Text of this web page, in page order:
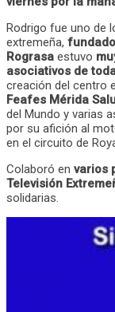
Rodrigo fue uno de
extremeña,
Rograsa estuvo
asociativos de
creación del centro
Feafes Mérida
del Mundo y varias
por su afición al
en el circuito de
Colaboró en varios
Televisión
solidarias.